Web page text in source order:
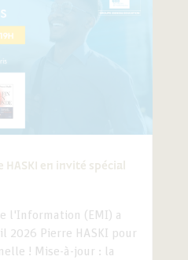
HASKI en invité spécial
l'Information (EMI) a
2026 Pierre HASKI pour
! Mise-à-jour : la